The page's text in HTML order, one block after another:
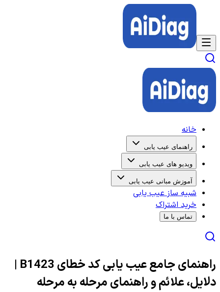
خانه
راهنمای عیب یابی
ویدیو های عیب یابی
آموزش مبانی عیب یابی
شبیه ساز عیب یابی
خرید اشتراک
تماس با ما
راهنمای جامع عیب یابی کد خطای B1423 |
دلایل، علائم و راهنمای مرحله به مرحله